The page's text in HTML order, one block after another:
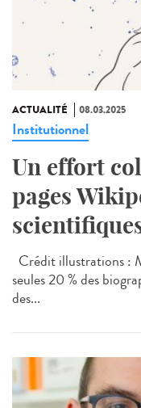
ACTUALITÉ 08.03.2025
Institutionnel
Un effort
pages
Crédit illustrations :
seules 20 % des
des...